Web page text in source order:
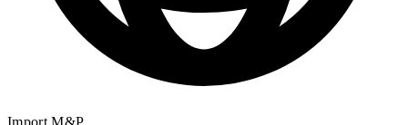
Import M&P